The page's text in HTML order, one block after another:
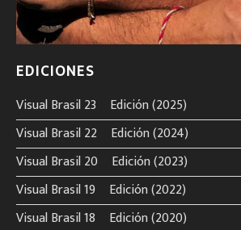
EDICIONES
Visual Brasil 23º Edición (2025)
Visual Brasil 22º Edición (2024)
Visual Brasil 20º Edición (2023)
Visual Brasil 19º Edición (2022)
Visual Brasil 18º Edición (2020)